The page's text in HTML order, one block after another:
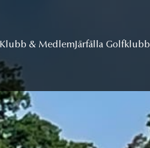
Klubb & MedlemJärfälla Golfklubb